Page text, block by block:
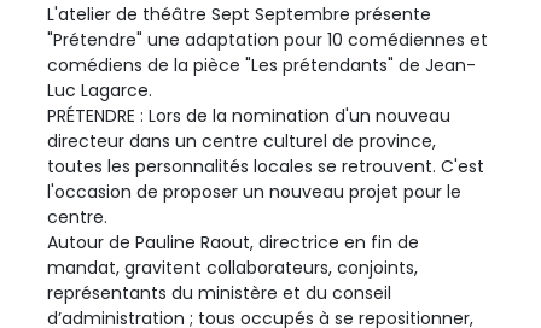
L'atelier de théâtre Sept Septembre présente
"Prétendre" une adaptation pour 10 comédiennes et
comédiens de la pièce "Les prétendants" de Jean-
Luc Lagarce.
PRÉTENDRE : Lors de la nomination d'un nouveau
directeur dans un centre culturel de province,
toutes les personnalités locales se retrouvent. C'est
l'occasion de proposer un nouveau projet pour le
centre.
Autour de Pauline Raout, directrice en fin de
mandat, gravitent collaborateurs, conjoints,
représentants du ministère et du conseil
d’administration ; tous occupés à se repositionner,